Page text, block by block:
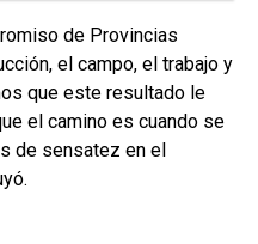
de Provincias
el campo, el trabajo y
que este resultado le
el camino es cuando se
de sensatez en el